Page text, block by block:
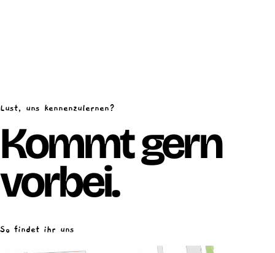
Lust, uns kennenzulernen?
Kommt gern
vorbei.
So findet ihr uns